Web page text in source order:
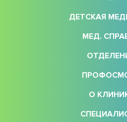
ДЕТСКАЯ
МЕД.
О